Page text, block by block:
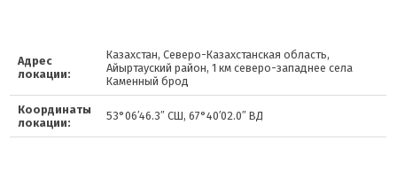
Адрес
локации:
Казахстан, Северо-Казахстанская область,
Айыртауский район, 1 км северо-западнее села
Каменный брод
Координаты
локации:
53°06′46.3″ СШ, 67°40′02.0″ ВД